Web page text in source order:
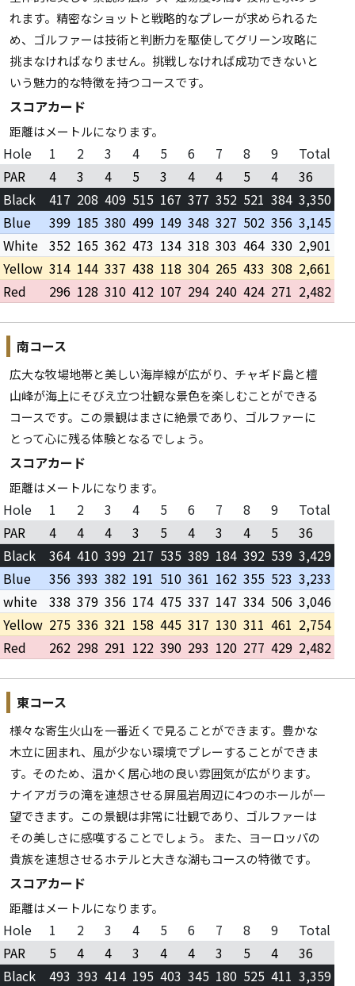
れます。精密なショットと戦略的なプレーが求められるた
め、ゴルファーは技術と判断力を駆使してグリーン攻略に
挑まなければなりません。挑戦しなければ成功できないと
いう魅力的な特徴を持つコースです。
スコアカード
距離はメートルになります。
Hole 1 2 3 4 5 6 7 8 9
Total
PAR
4 3 4 5 3 4 4 5 4
36
Black
417 208 409 515 167 377 352 521 384 3,350
Blue
399 185 380 499 149 348 327 502 356 3,145
White 352 165 362 473 134 318 303 464 330 2,901
Yellow 314 144 337 438 118 304 265 433 308 2,661
Red
296 128 310 412 107 294 240 424 271 2,482
南コース
広大な牧場地帯と美しい海岸線が広がり、チャギド島と檀
山峰が海上にそびえ立つ壮観な景色を楽しむことができる
コースです。この景観はまさに絶景であり、ゴルファーに
とって心に残る体験となるでしょう。
スコアカード
距離はメートルになります。
Hole 1 2 3 4 5 6 7 8 9
Total
PAR
4 4 4 3 5 4 3 4 5
36
Black
364 410 399 217 535 389 184 392 539 3,429
Blue
356 393 382 191 510 361 162 355 523 3,233
white
338 379 356 174 475 337 147 334 506 3,046
Yellow 275 336 321 158 445 317 130 311 461 2,754
Red
262 298 291 122 390 293 120 277 429 2,482
東コース
様々な寄生火山を一番近くで見ることができます。豊かな
木立に囲まれ、風が少ない環境でプレーすることができま
す。そのため、温かく居心地の良い雰囲気が広がります。
ナイアガラの滝を連想させる屏風岩周辺に4つのホールが一
望できます。この景観は非常に壮観であり、ゴルファーは
その美しさに感嘆することでしょう。 また、ヨーロッパの
貴族を連想させるホテルと大きな湖もコースの特徴です。
スコアカード
距離はメートルになります。
Hole 1 2 3 4 5 6 7 8 9
Total
PAR
5 4 4 3 4 4 3 5 4
36
Black
493 393 414 195 403 345 180 525 411 3,359